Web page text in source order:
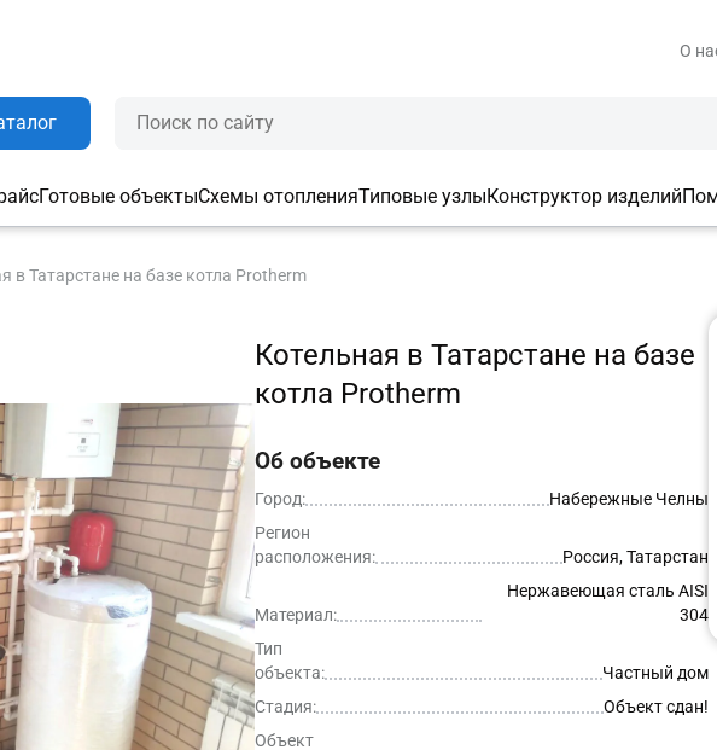
О
Готовые объектыСхемы отопленияТиповые узлыКонструктор изделий
в Татарстане на базе котла Protherm
Котельная в Татарстане на базе
котла Protherm
Об объекте
Город:
Набережные Челны
Регион
расположения:
Россия, Татарстан
Материал:
Нержавеющая сталь AISI
304
Тип
объекта:
Частный дом
Стадия:
Объект сдан!
Объект